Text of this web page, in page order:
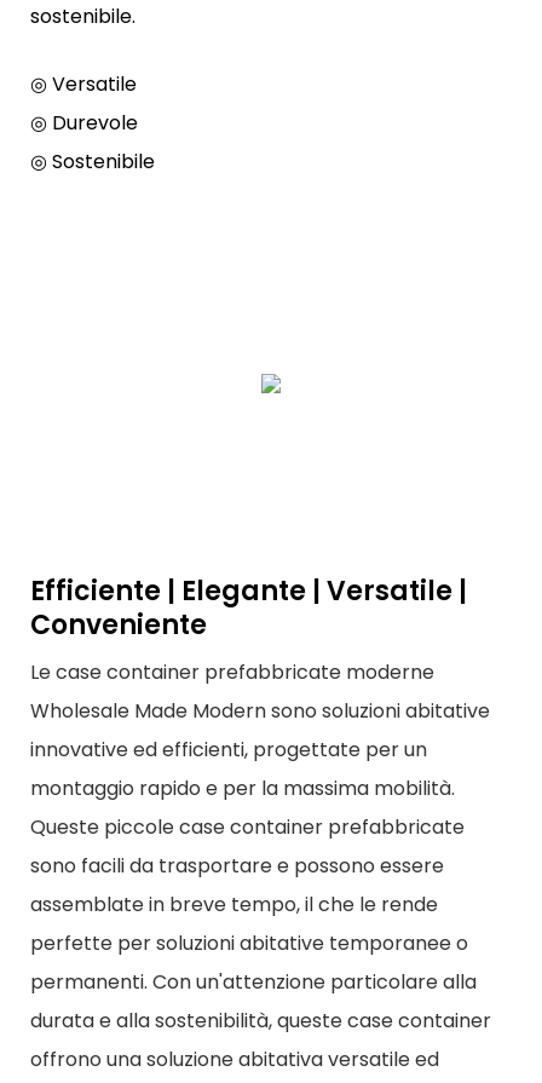
sostenibile.
◎ Versatile
◎ Durevole
◎ Sostenibile
Efficiente | Elegante | Versatile |
Conveniente
Le case container prefabbricate moderne
Wholesale Made Modern sono soluzioni abitative
innovative ed efficienti, progettate per un
montaggio rapido e per la massima mobilità.
Queste piccole case container prefabbricate
sono facili da trasportare e possono essere
assemblate in breve tempo, il che le rende
perfette per soluzioni abitative temporanee o
permanenti. Con un'attenzione particolare alla
durata e alla sostenibilità, queste case container
offrono una soluzione abitativa versatile ed